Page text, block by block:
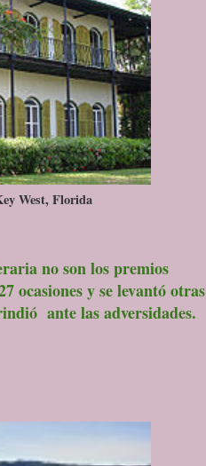
West, Florida
no son los premios
ocasiones y se levantó otras
ante las adversidades.